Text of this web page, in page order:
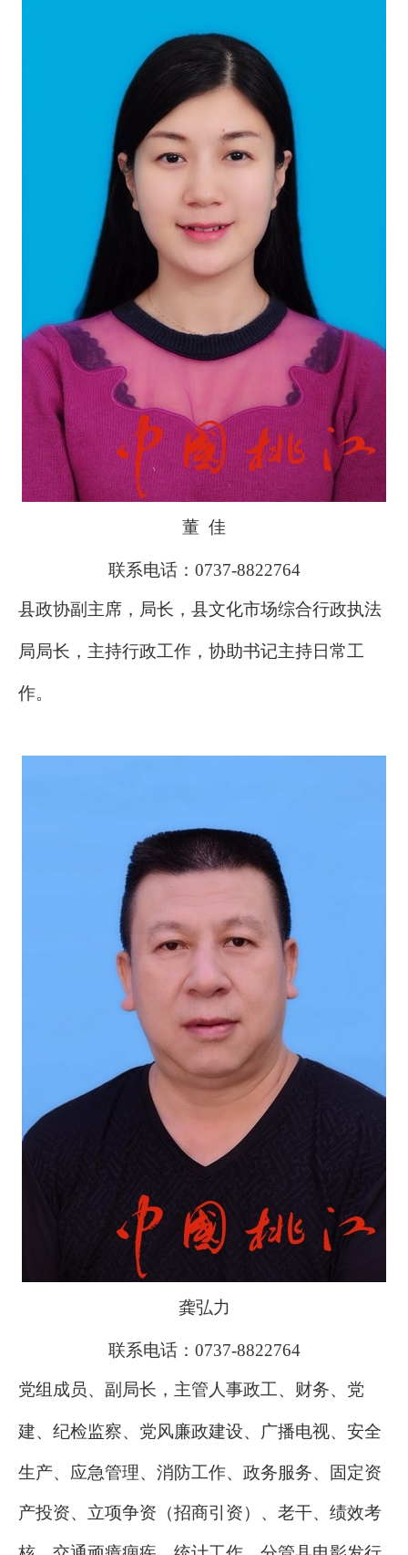
董 佳
联系电话：0737-8822764
县政协副主席，局长 ，县文化市场综合行政执法
局局长 ， 主持行政工作， 协助书记主持日常工
作。
龚弘力
联系电话：0737-8822764
党组成员、副局长，主管人事政工、财务、党
建、 纪检监察、 党风廉政建设、 广播电视、 安全
生产、 应急管理、消防工作、政务服务、固定资
产投资、立项争资（招商引资） 、 老干、绩效考